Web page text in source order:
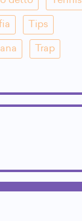
Tips
Trap